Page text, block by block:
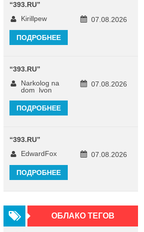
“393.RU”
07.08.2026
Kirillpew
ПОДРОБНЕЕ
“393.RU”
07.08.2026
Narkolog na
dom_lvon
ПОДРОБНЕЕ
“393.RU”
07.08.2026
EdwardFox
ПОДРОБНЕЕ
ОБЛАКО ТЕГОВ